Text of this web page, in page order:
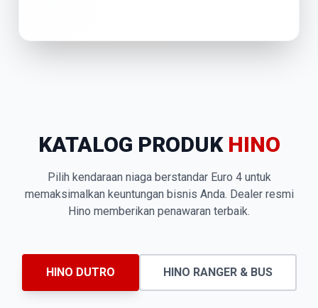
KATALOG PRODUK HINO
Pilih kendaraan niaga berstandar Euro 4 untuk
memaksimalkan keuntungan bisnis Anda. Dealer resmi
Hino memberikan penawaran terbaik.
HINO DUTRO HINO RANGER & BUS